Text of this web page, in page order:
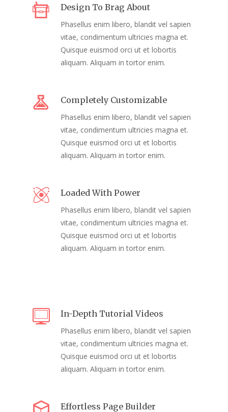
Design To Brag About
Phasellus enim libero, blandit vel sapien
vitae, condimentum ultricies magna et.
Quisque euismod orci ut et lobortis
aliquam. Aliquam in tortor enim.
Completely Customizable
Phasellus enim libero, blandit vel sapien
vitae, condimentum ultricies magna et.
Quisque euismod orci ut et lobortis
aliquam. Aliquam in tortor enim.
Loaded With Power
Phasellus enim libero, blandit vel sapien
vitae, condimentum ultricies magna et.
Quisque euismod orci ut et lobortis
aliquam. Aliquam in tortor enim.
In-Depth Tutorial Videos
Phasellus enim libero, blandit vel sapien
vitae, condimentum ultricies magna et.
Quisque euismod orci ut et lobortis
aliquam. Aliquam in tortor enim.
Effortless Page Builder